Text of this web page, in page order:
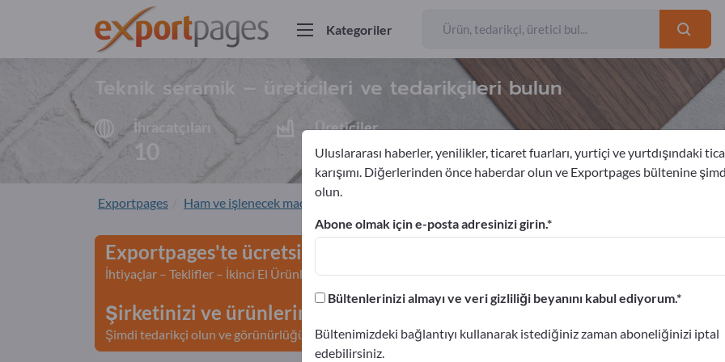
Kategoriler
Teknik seramik – üreticileri ve tedarikçileri bulun
İhracatçıları
10
Üreticiler
10
Exportpages Ham ve işlenecek maddeler
Exportpages'te ücretsiz reklam verin!
İhtiyaçlar – Teklifler – İkinci El Ürünler – İş İletişim Bilgileri >> buradan başlayın
Şirketinizi ve ürünlerinizi Exportpages'te yayınlayın.
Şimdi tedarikçi olun ve görünürlüğünüzü artırın>> burada yayınlayın
Uluslararası haberler, yenilikler, ticaret fuarları, yurtiçi ve yurtdışındaki
karışımı. Diğerlerinden önce haberdar olun ve Exportpages bültenine
olun.
Abone olmak için e-posta adresinizi girin.
Bültenlerinizi almayı ve veri gizliliği beyanını kabul ediyorum.
Bültenimizdeki bağlantıyı kullanarak istediğiniz zaman aboneliğinizi iptal
edebilirsiniz.